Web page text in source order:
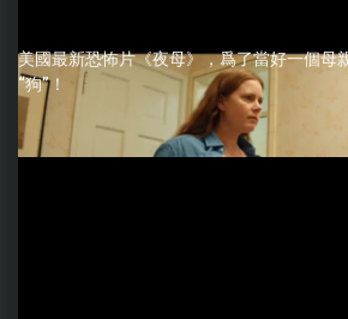
美國最新恐怖片《夜母》，爲了當好一個母
“狗”！